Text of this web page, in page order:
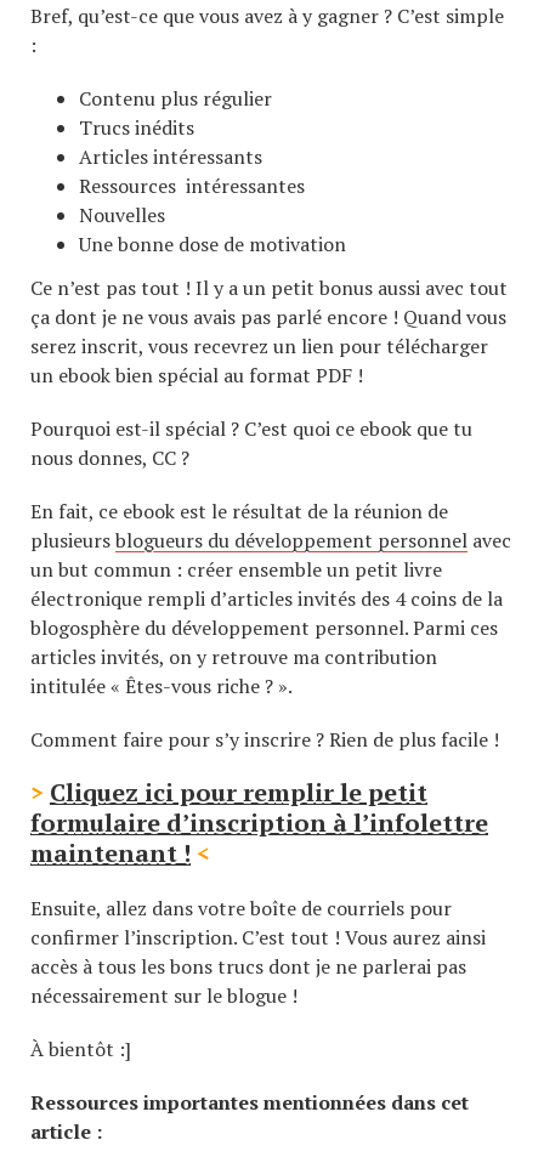
Bref, qu’est-ce que vous avez à y gagner ? C’est simple
:
Contenu plus régulier
Trucs inédits
Articles intéressants
Ressources intéressantes
Nouvelles
Une bonne dose de motivation
Ce n’est pas tout ! Il y a un petit bonus aussi avec tout
ça dont je ne vous avais pas parlé encore ! Quand vous
serez inscrit, vous recevrez un lien pour télécharger
un ebook bien spécial au format PDF !
Pourquoi est-il spécial ? C’est quoi ce ebook que tu
nous donnes, CC ?
En fait, ce ebook est le résultat de la réunion de
plusieursblogueurs du développement personnel avec
un but commun : créer ensemble un petit livre
électronique rempli d’articles invités des 4 coins de la
blogosphère du développement personnel. Parmi ces
articles invités, on y retrouve ma contribution
intitulée « Êtes-vous riche ? ».
Comment faire pour s’y inscrire ? Rien de plus facile !
> Cliquez ici pour remplir le petit
formulaire d’inscription à l’infolettre
maintenant ! <
Ensuite, allez dans votre boîte de courriels pour
confirmer l’inscription. C’est tout ! Vous aurez ainsi
accès à tous les bons trucs dont je ne parlerai pas
nécessairement sur le blogue !
À bientôt :]
Ressources importantes mentionnées dans cet
article :